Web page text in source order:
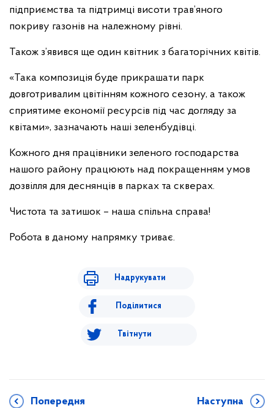
підприємства та підтримці висоти трав’яного
покриву газонів на належному рівні.
Також з’явився ще один квітник з багаторічних квітів.
«Така композиція буде прикрашати парк
довготривалим цвітінням кожного сезону, а також
сприятиме економії ресурсів під час догляду за
квітами», зазначають наші зеленбудівці.
Кожного дня працівники зеленого господарства
нашого району працюють над покращенням умов
дозвілля для деснянців в парках та скверах.
Чистота та затишок – наша спільна справа!
Робота в даному напрямку триває.
Надрукувати
Поділитися
Твітнути
Попередня Наступна